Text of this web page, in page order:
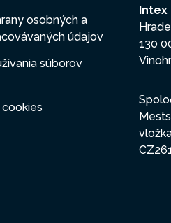
osobných a
údajov
súborov
Intex
130